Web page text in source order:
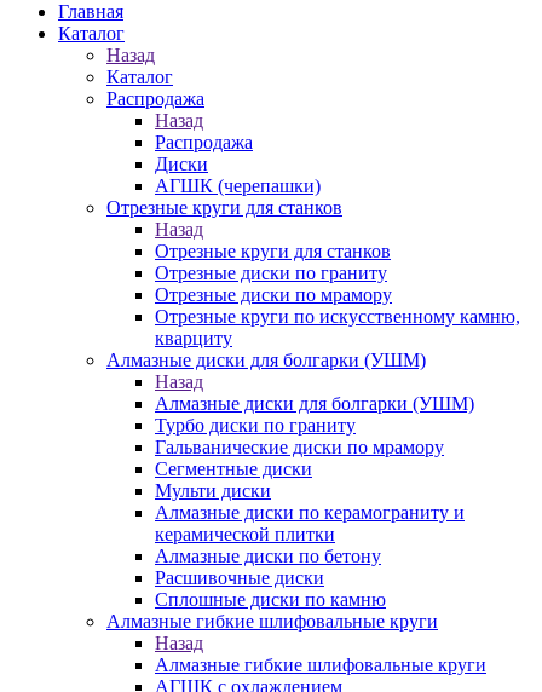
Главная
Каталог
Назад
Каталог
Распродажа
Назад
Распродажа
Диски
АГШК (черепашки)
Отрезные круги для станков
Назад
Отрезные круги для станков
Отрезные диски по граниту
Отрезные диски по мрамору
Отрезные круги по искусственному камню,
кварциту
Алмазные диски для болгарки (УШМ)
Назад
Алмазные диски для болгарки (УШМ)
Турбо диски по граниту
Гальванические диски по мрамору
Сегментные диски
Мульти диски
Алмазные диски по керамограниту и
керамической плитки
Алмазные диски по бетону
Расшивочные диски
Сплошные диски по камню
Алмазные гибкие шлифовальные круги
Назад
Алмазные гибкие шлифовальные круги
АГШК с охлаждением